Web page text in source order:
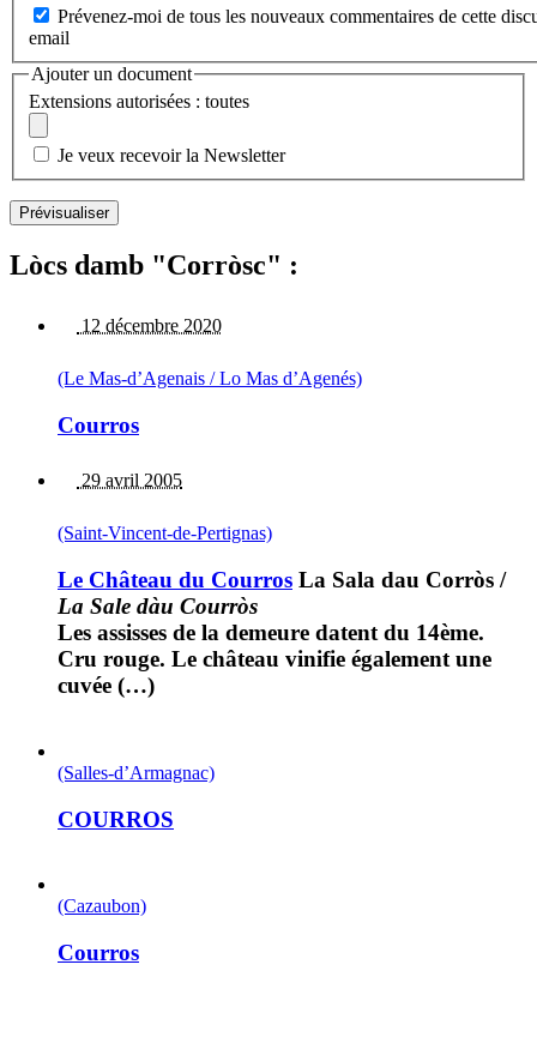
Prévenez-moi de tous les nouveaux commentaires de cette
email
Ajouter un document
Extensions autorisées : toutes
Je veux recevoir la Newsletter
Lòcs damb "Corròsc" :
12 décembre 2020
(Le Mas-d’Agenais / Lo Mas d’Agenés)
Courros
29 avril 2005
(Saint-Vincent-de-Pertignas)
Le Château du Courros La Sala dau Corròs /
La Sale dàu Courròs
Les assisses de la demeure datent du 14ème.
Cru rouge. Le château vinifie également une
cuvée (…)
(Salles-d’Armagnac)
COURROS
(Cazaubon)
Courros